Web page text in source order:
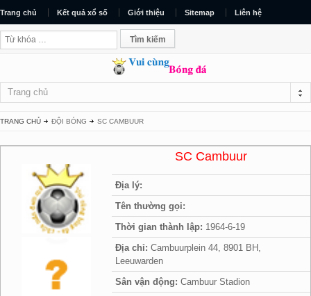
Trang chủ Kết quả xổ số Giới thiệu Sitemap Liên hệ
Trang chủ
TRANG CHỦ ĐỘI BÓNG SC CAMBUUR
SC Cambuur
Địa lý:
Tên thường gọi:
Thời gian thành lập: 1964-6-19
Địa chỉ: Cambuurplein 44, 8901 BH,
Leeuwarden
Sân vận động: Cambuur Stadion